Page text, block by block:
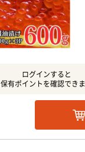
ログインすると
保有ポイントを確認でき